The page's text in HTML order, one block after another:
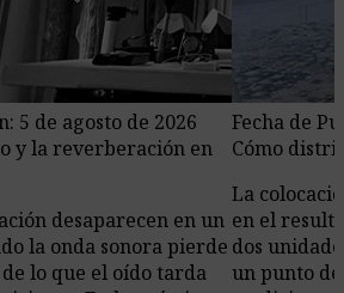
5 de agosto de 2026
y la reverberación en
desaparecen en un
la onda sonora pierde
lo que el oído tarda
Fecha de
Cómo
La
en el
dos
un punto